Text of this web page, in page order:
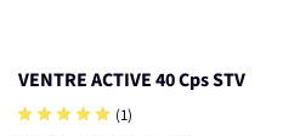
VENTRE ACTIVE 40 Cps STV
(1)